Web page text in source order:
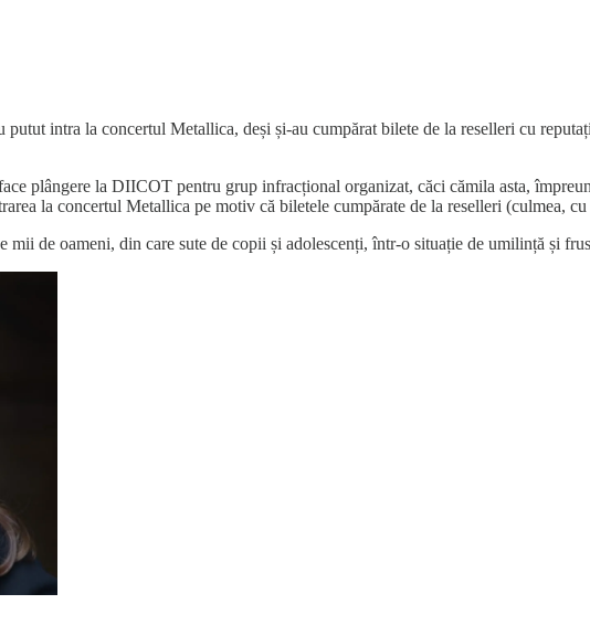
intra la concertul Metallica, deși și-au cumpărat bilete de la reselleri cu
plângere la DIICOT pentru grup infracțional organizat, căci cămila asta,
la concertul Metallica pe motiv că biletele cumpărate de la reselleri (culmea,
de oameni, din care sute de copii și adolescenți, într-o situație de umilință și